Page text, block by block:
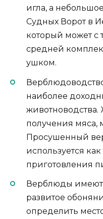
игла, а
Судных Ворот в
который может с
средней
ушком.
наиболее
животноводства.
получения мяса,
Просушенный
используется
приготовления
Верблюды имеют
развитое
определить